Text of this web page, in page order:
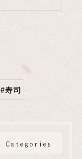
#寿司
Categories